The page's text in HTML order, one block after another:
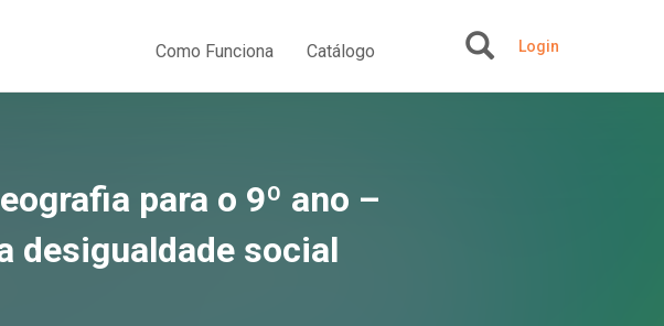
Como Funciona Catálogo Login
para o 9º ano –
desigualdade social